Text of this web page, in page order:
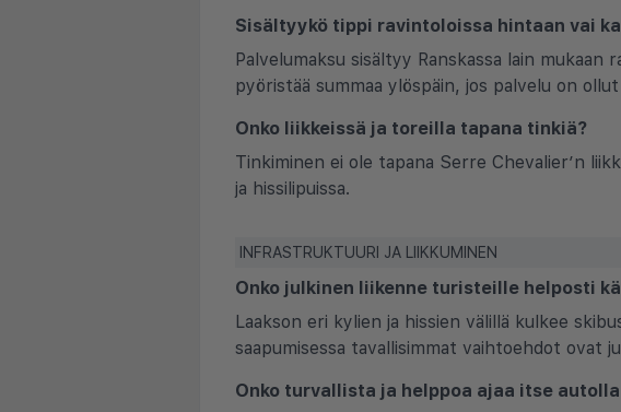
Sisältyykö tippi ravintoloissa hintaan vai
Palvelumaksu sisältyy Ranskassa lain
pyöristää summaa ylöspäin, jos palvelu on
Onko liikkeissä ja toreilla tapana tinkiä?
Tinkiminen ei ole tapana Serre Chevalier’n
ja hissilipuissa.
INFRASTRUKTUURI JA LIIKKUMINEN
Onko julkinen liikenne turisteille helposti
Laakson eri kylien ja hissien välillä kulkee
saapumisessa tavallisimmat vaihtoehdot ovat
Onko turvallista ja helppoa ajaa itse autolla